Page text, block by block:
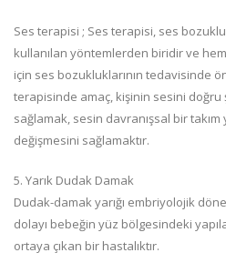
Ses terapisi ; Ses terapisi, ses
kullanılan yöntemlerden biridir ve
için ses bozukluklarının tedavisinde
terapisinde amaç, kişinin sesini doğru
sağlamak, sesin davranışsal bir
değişmesini sağlamaktır.
5. Yarık Dudak Damak
Dudak-damak yarığı embriyolojik
dolayı bebeğin yüz bölgesindeki
ortaya çıkan bir hastalıktır.